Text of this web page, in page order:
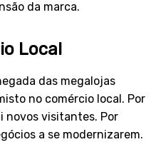
da marca.
Local
das megalojas
no comércio local. Por
novos visitantes. Por
a se modernizarem.